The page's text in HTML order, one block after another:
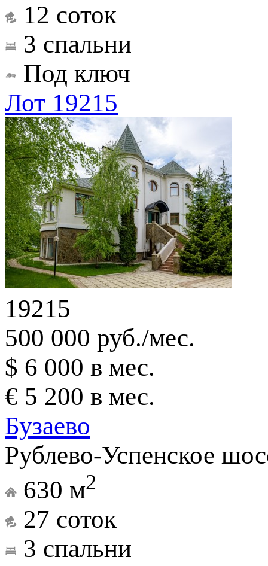
12 соток
3 спальни
Под ключ
Лот 19215
19215
500 000 руб./мес.
$ 6 000 в мес.
€ 5 200 в мес.
Бузаево
Рублево-Успенское
630 м2
27 соток
3 спальни